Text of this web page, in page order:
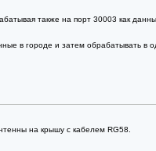
также на порт 30003 как
в городе и затем обрабатывать в
на крышу с кабелем RG58.